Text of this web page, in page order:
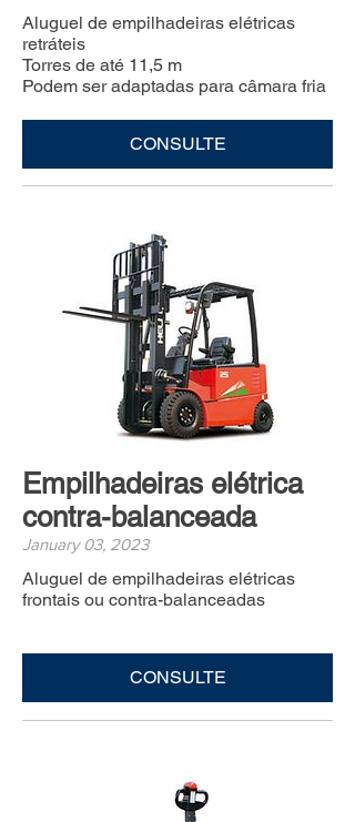
Aluguel de empilhadeiras elétricas
retráteis
Torres de até 11,5 m
Podem ser adaptadas para câmara fria
CONSULTE
Empilhadeiras elétrica
contra-balanceada
January 03, 2023
Aluguel de empilhadeiras elétricas
frontais ou contra-balanceadas
CONSULTE